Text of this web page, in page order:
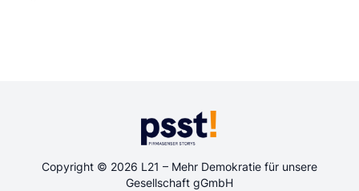
Copyright © 2026 L21 – Mehr Demokratie für unsere
Gesellschaft gGmbH